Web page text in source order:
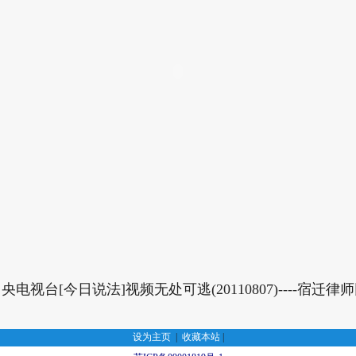
电视台[今日说法]视频无处可逃(20110807)----宿迁律
设为主页| 收藏本站|